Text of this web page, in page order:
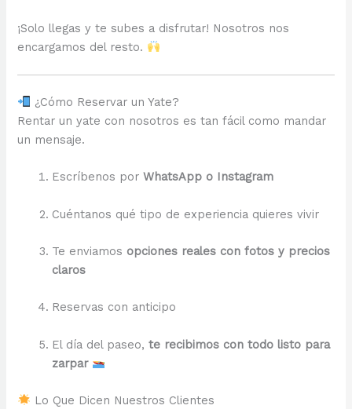
¡Solo llegas y te subes a disfrutar! Nosotros nos
encargamos del resto.
¿Cómo Reservar un Yate?
Rentar un yate con nosotros es tan fácil como mandar
un mensaje.
Escríbenos porWhatsApp o Instagram
Cuéntanos qué tipo de experiencia quieres vivir
Te enviamos opciones reales con fotos y precios
claros
Reservas con anticipo
El día del paseo,te recibimos con todo listo para
zarpar
Lo Que Dicen Nuestros Clientes